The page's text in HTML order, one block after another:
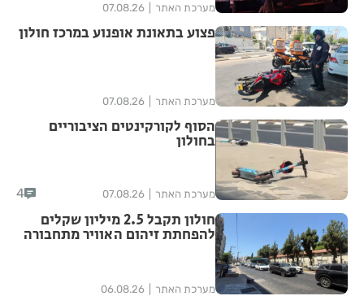
מערכת האתר 07.08.26
פצוע בתאונת אופנוע במרכז חולון
מערכת האתר 07.08.26
הסוף לקורקינטים הציבוריים
בחולון
מערכת האתר 07.08.26
4
חולון תקבל 2.5 מיליון שקלים
להפחתת זיהום האוויר מתחבורה
מערכת האתר 06.08.26